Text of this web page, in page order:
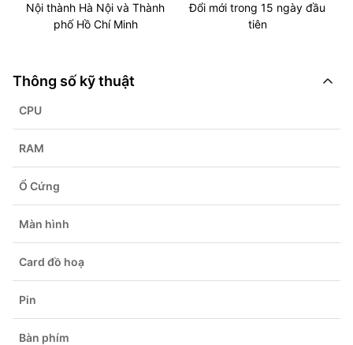
Nội thành Hà Nội và Thành
phố Hồ Chí Minh
Đổi mới trong 15 ngày đầu
tiên
Thông số kỹ thuật
CPU
RAM
Ổ Cứng
Màn hình
Card đồ hoạ
Pin
Bàn phím